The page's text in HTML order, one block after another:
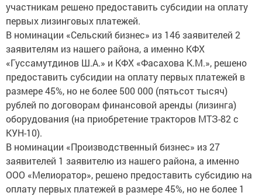
участникам решено предоставить субсидии на оплату
первых лизинговых платежей.
В номинации «Сельский бизнес» из 146 заявителей 2
заявителям из нашего района, а именно КФХ
«Гуссамутдинов Ш.А.» и КФХ «Фасахова К.М.», решено
предоставить субсидии на оплату первых платежей в
размере 45%, но не более 500 000 (пятьсот тысяч)
рублей по договорам финансовой аренды (лизинга)
оборудования (на приобретение тракторов МТЗ-82 с
КУН-10).
В номинации «Производственный бизнес» из 27
заявителей 1 заявителю из нашего района, а именно
ООО «Мелиоратор», решено предоставить субсидию на
оплату первых платежей в размере 45%, но не более 1